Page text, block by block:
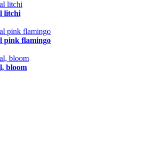
litchi
pink flamingo
bloom